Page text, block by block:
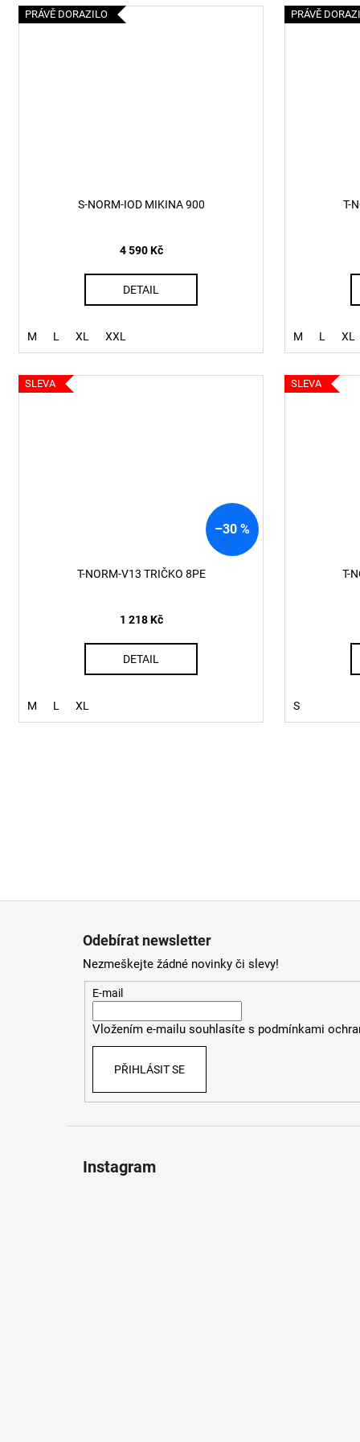
PRÁVĚ DORAZILO
S-NORM-IOD MIKINA 900
4 590 Kč
DETAIL
M L XL XXL
PRÁVĚ
T-
M L XL
SLEVA
–30 %
T-NORM-V13 TRIČKO 8PE
1 218 Kč
DETAIL
M L XL
SLEVA
T-
S
Odebírat newsletter
Nezmeškejte žádné novinky či slevy!
E-mail
Vložením e-mailu souhlasíte s podmínkami
PŘIHLÁSIT SE
Instagram